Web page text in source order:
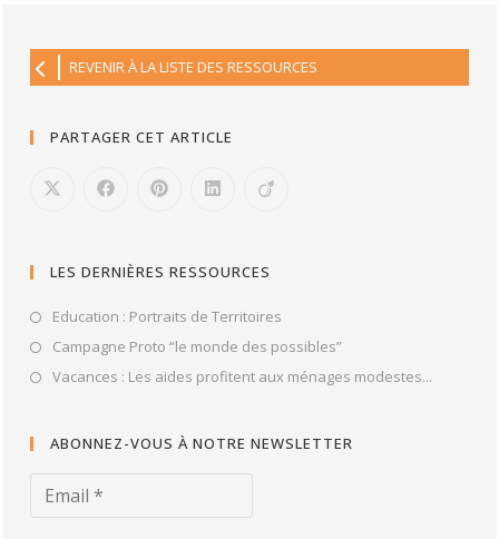
REVENIR À LA LISTE DES RESSOURCES
PARTAGER CET ARTICLE
LES DERNIÈRES RESSOURCES
Education : Portraits de Territoires
Campagne Proto “le monde des possibles”
Vacances : Les aides profitent aux ménages modestes...
ABONNEZ-VOUS À NOTRE NEWSLETTER